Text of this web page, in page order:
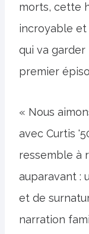
morts, cette
incroyable et
qui va
premier
« Nous
avec Curtis
ressemble à
auparavant :
et de
narration